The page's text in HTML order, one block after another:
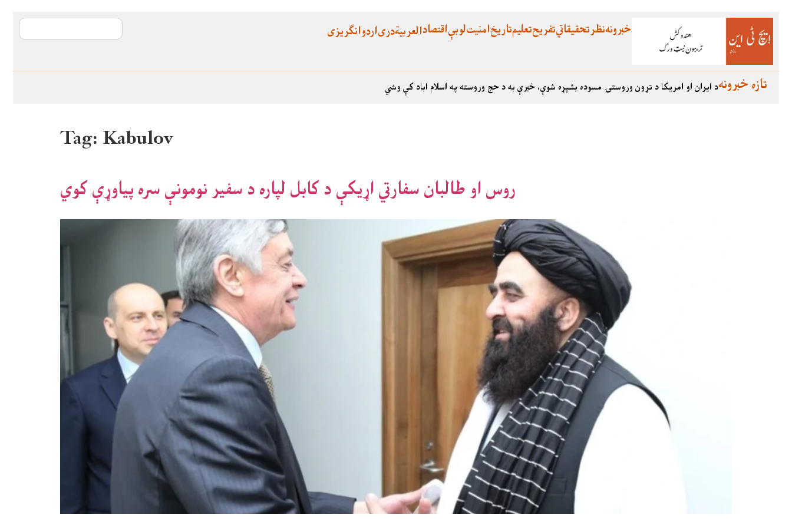
اقتصادلوبېامنیتتاریختعلیمتفریحتحقیقاتينظرخبرونه انگریزیاردودریالعربية
د ایران او امریکا د تړون وروستۍ مسوده بشپړه شوې، خبرې به د حج وروسته په اسلام اباد کې وشيتازه خبرونه
Tag:Kabulov
روس او طالبان سفارتي اړیکې د کابل لپاره د سفیر نومونې سره پیاوړې کوي